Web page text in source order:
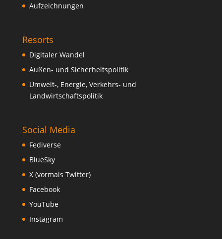
Aufzeichnungen
Resorts
Digitaler Wandel
Außen- und Sicherheitspolitik
Umwelt-, Energie, Verkehrs- und
Landwirtschaftspolitik
Social Media
Fediverse
BlueSky
X (vormals Twitter)
Facebook
YouTube
Instagram